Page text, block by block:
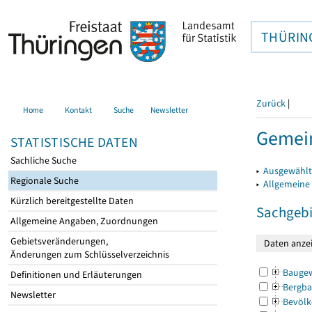
Home Kontakt Suche Newsletter
STATISTISCHE DATEN
Sachliche Suche
Regionale Suche
Kürzlich bereitgestellte Daten
Allgemeine Angaben, Zuordnungen
Gebietsveränderungen,
Änderungen zum Schlüsselverzeichnis
Definitionen und Erläuterungen
Newsletter
Zurück |
▸
▸